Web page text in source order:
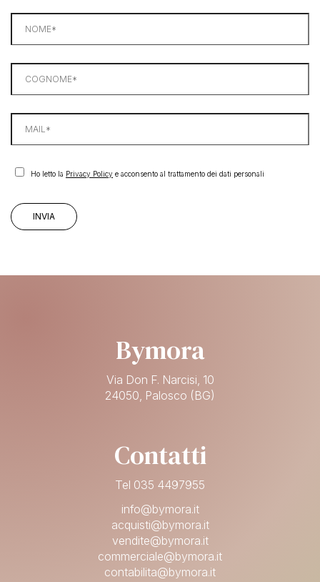
Ho letto la Privacy Policy e acconsento al trattamento dei dati personali
Bymora
Via Don F. Narcisi, 10
24050, Palosco (BG)
Contatti
Tel 035 4497955
info@bymora.it
acquisti@bymora.it
vendite@bymora.it
commerciale@bymora.it
contabilita@bymora.it